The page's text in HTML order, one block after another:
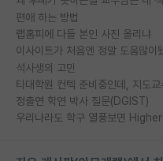
편애 하는 방법
랩홈피에 다들 본인 사진 올리냐
이사이트가 처음엔 정말 도움많이
석사생의 고민
정출연 학연 박사 질문(DGIST)